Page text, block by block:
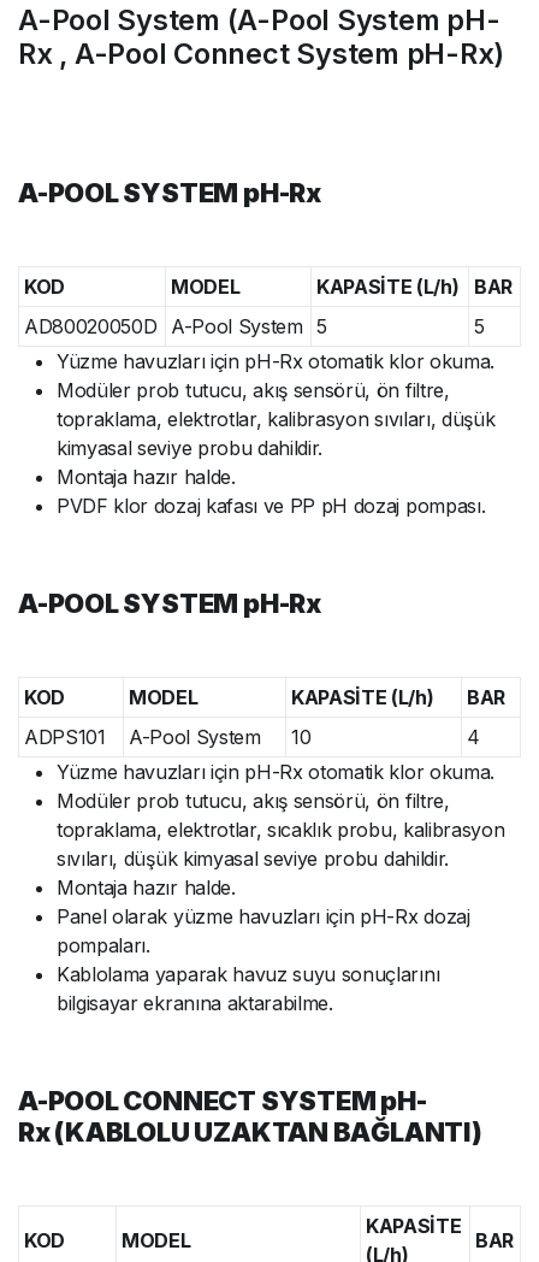
A-Pool System (A-Pool System pH-
Rx , A-Pool Connect System pH-Rx)
A-POOL SYSTEM pH-Rx
KOD MODEL KAPASİTE (L/h)
BAR
AD80020050D
A-Pool System 5
5
Yüzme havuzları için pH-Rx otomatik klor okuma.
Modüler prob tutucu, akış sensörü, ön filtre,
topraklama, elektrotlar, kalibrasyon sıvıları, düşük
kimyasal seviye probu dahildir.
Montaja hazır halde.
PVDF klor dozaj kafası ve PP pH dozaj pompası.
A-POOL SYSTEM pH-Rx
KOD MODEL KAPASİTE (L/h)
BAR
ADPS101
A-Pool System 10
4
Yüzme havuzları için pH-Rx otomatik klor okuma.
Modüler prob tutucu, akış sensörü, ön filtre,
topraklama, elektrotlar, sıcaklık probu, kalibrasyon
sıvıları, düşük kimyasal seviye probu dahildir.
Montaja hazır halde.
Panel olarak yüzme havuzları için pH-Rx dozaj
pompaları.
Kablolama yaparak havuz suyu sonuçlarını
bilgisayar ekranına aktarabilme.
A-POOL CONNECT SYSTEM pH-
Rx (KABLOLU UZAKTAN BAĞLANTI)
KOD MODEL
KAPASİTE
(L/h)
BAR